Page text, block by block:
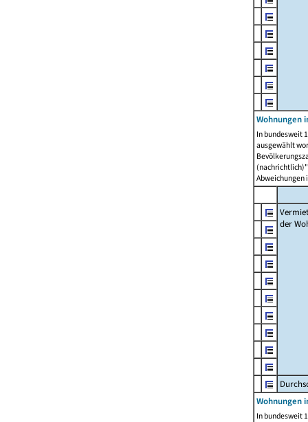
Wohnungen
In bundesweit
ausgewählt
Abweichungen
der
Wohnungen
In bundesweit